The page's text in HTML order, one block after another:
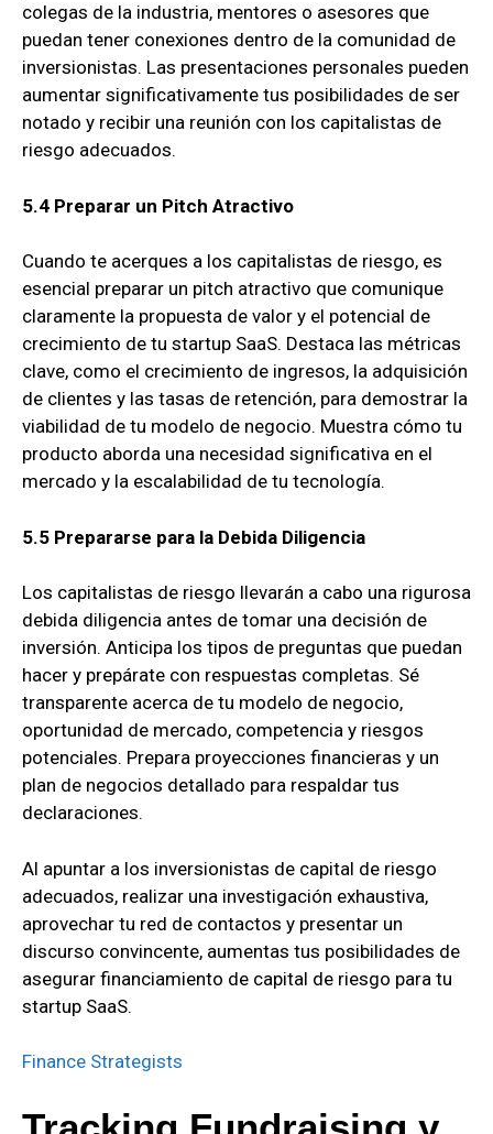
colegas de la industria, mentores o asesores que
puedan tener conexiones dentro de la comunidad de
inversionistas. Las presentaciones personales pueden
aumentar significativamente tus posibilidades de ser
notado y recibir una reunión con los capitalistas de
riesgo adecuados.
5.4 Preparar un Pitch Atractivo
Cuando te acerques a los capitalistas de riesgo, es
esencial preparar un pitch atractivo que comunique
claramente la propuesta de valor y el potencial de
crecimiento de tu startup SaaS. Destaca las métricas
clave, como el crecimiento de ingresos, la adquisición
de clientes y las tasas de retención, para demostrar la
viabilidad de tu modelo de negocio. Muestra cómo tu
producto aborda una necesidad significativa en el
mercado y la escalabilidad de tu tecnología.
5.5 Prepararse para la Debida Diligencia
Los capitalistas de riesgo llevarán a cabo una rigurosa
debida diligencia antes de tomar una decisión de
inversión. Anticipa los tipos de preguntas que puedan
hacer y prepárate con respuestas completas. Sé
transparente acerca de tu modelo de negocio,
oportunidad de mercado, competencia y riesgos
potenciales. Prepara proyecciones financieras y un
plan de negocios detallado para respaldar tus
declaraciones.
Al apuntar a los inversionistas de capital de riesgo
adecuados, realizar una investigación exhaustiva,
aprovechar tu red de contactos y presentar un
discurso convincente, aumentas tus posibilidades de
asegurar financiamiento de capital de riesgo para tu
startup SaaS.
Finance Strategists